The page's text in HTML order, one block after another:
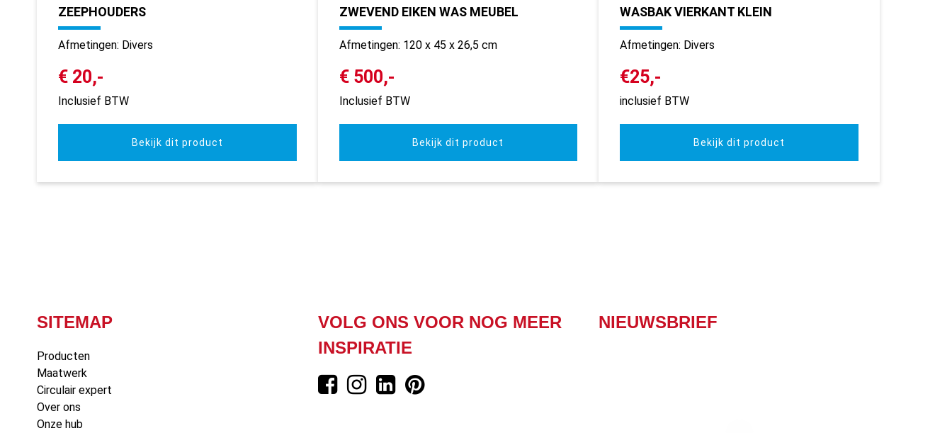
ZEEPHOUDERS
Afmetingen: Divers
€ 20,-
Inclusief BTW
Bekijk dit product
ZWEVEND EIKEN WAS MEUBEL
Afmetingen: 120 x 45 x 26,5 cm
€ 500,-
Inclusief BTW
Bekijk dit product
WASBAK VIERKANT KLEIN
Afmetingen: Divers
€25,-
inclusief BTW
Bekijk dit product
SITEMAP
Producten
Maatwerk
Circulair expert
Over ons
Onze hub
VOLG ONS VOOR NOG MEER
INSPIRATIE
NIEUWSBRIEF